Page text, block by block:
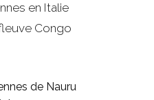
en Italie
Congo
de Nauru